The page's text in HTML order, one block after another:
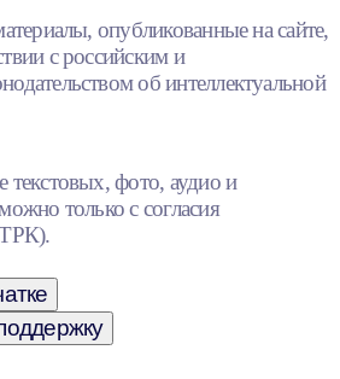
опубликованные на сайте,
с российским и
об интеллектуальной
текстовых, фото, аудио и
только с согласия